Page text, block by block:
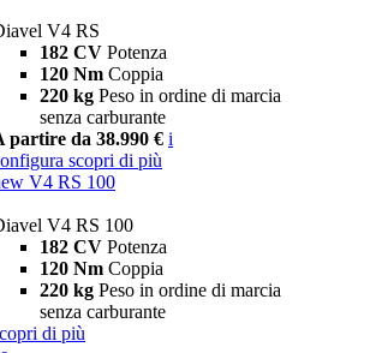
V4 RS
182 CV Potenza
120 Nm Coppia
220 kg Peso in ordine di marcia
senza carburante
partire da 38.990 € i
scopri di più
V4 RS 100
V4 RS 100
182 CV Potenza
120 Nm Coppia
220 kg Peso in ordine di marcia
senza carburante
di più